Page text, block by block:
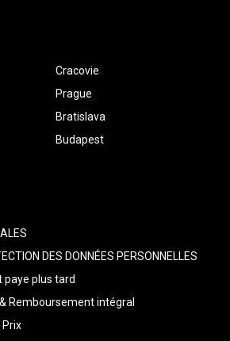
Cracovie
Prague
Bratislava
Budapest
DES DONNÉES PERSONNELLES
paye plus tard
Remboursement intégral
Prix